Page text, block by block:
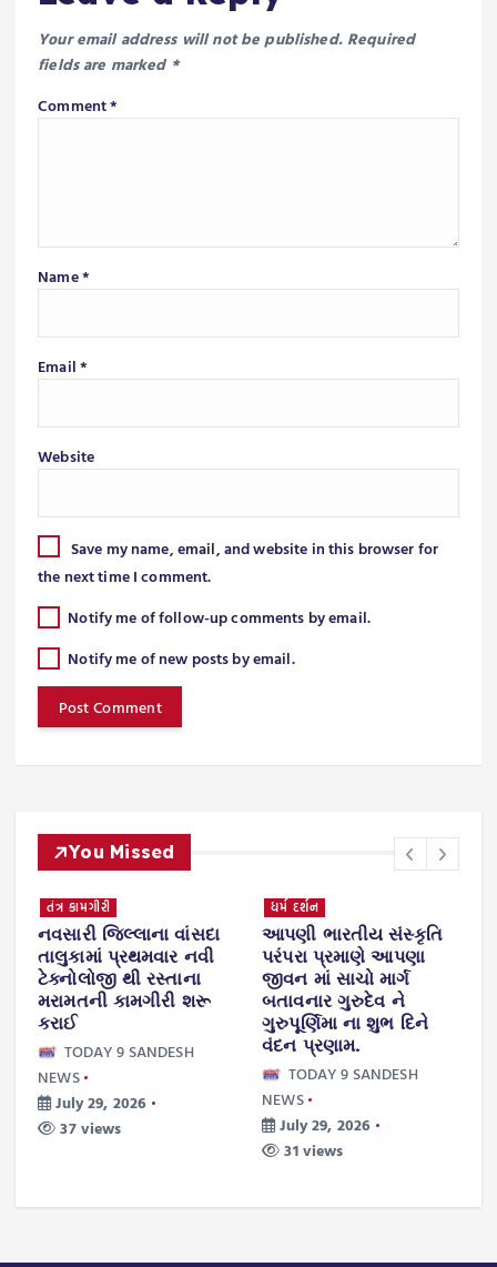
Your email address will not be published. Required
fields are marked *
Comment*
Name*
Email*
Website
Save my name, email, and website in this browser for
the next time I comment.
Notify me of follow-up comments by email.
Notify me of new posts by email.
You Missed
તંત્ર કામગીરી
નવસારી જિલ્લાના વાંસદા
તાલુકામાં પ્રથમવાર નવી
ટેક્નોલોજી થી રસ્તાના
મરામતની કામગીરી શરૂ
કરાઈ
TODAY 9 SANDESH
NEWS
July 29, 2026
37 views
ધર્મ દર્શન
આપણી ભારતીય સંસ્કૃતિ
પરંપરા પ્રમાણે આપણા
જીવન માં સાચો માર્ગ
બતાવનાર ગુરુદેવ ને
ગુરુપૂર્ણિમા ના શુભ દિને
વંદન પ્રણામ.
TODAY 9 SANDESH
NEWS
July 29, 2026
31 views